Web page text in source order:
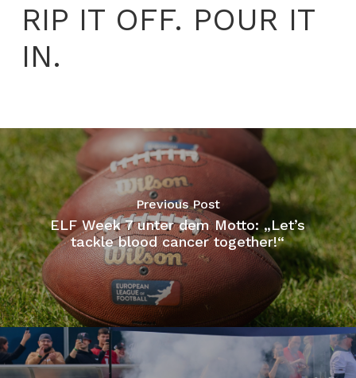
RIP IT OFF. POUR IT
IN.
Previous Post
ELF Week 7 unter dem Motto: „Let’s
tackle blood cancer together!“